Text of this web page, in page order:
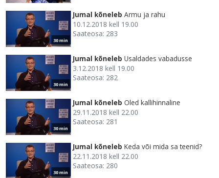
30 min
Jumal kõneleb Armu ja rahu
10.12.2018 kell 19.00
Saateosa: 283
30 min
Jumal kõneleb Usaldades vabadusse
3.12.2018 kell 19.00
Saateosa: 282
30 min
Jumal kõneleb Oled kallihinnaline
29.11.2018 kell 22.00
Saateosa: 281
30 min
Jumal kõneleb Keda või mida sa teenid?
22.11.2018 kell 22.00
Saateosa: 280